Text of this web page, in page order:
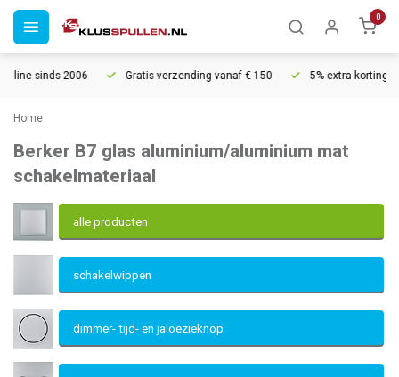
0
Gratis verzending vanaf € 150 5% extra korting vanaf € 1000
Home
Berker B7 glas aluminium/aluminium mat
schakelmateriaal
alle producten
schakelwippen
dimmer- tijd- en jaloezieknop